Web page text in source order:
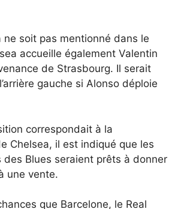
ne soit pas mentionné dans le
accueille également Valentin
de Strasbourg. Il serait
gauche si Alonso déploie
correspondait à la
Chelsea, il est indiqué que les
des Blues seraient prêts à donner
une vente.
que Barcelone, le Real